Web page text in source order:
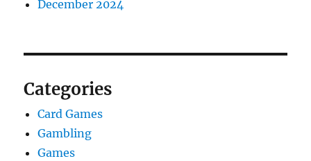
December 2024
Categories
Card Games
Gambling
Games